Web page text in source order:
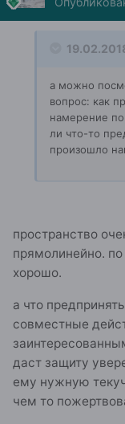
а можно
вопрос: как
намерение
ли что-то
произошло
пространство
прямолинейно.
хорошо.
а что
совместные
даст защиту
ему нужную
чем то